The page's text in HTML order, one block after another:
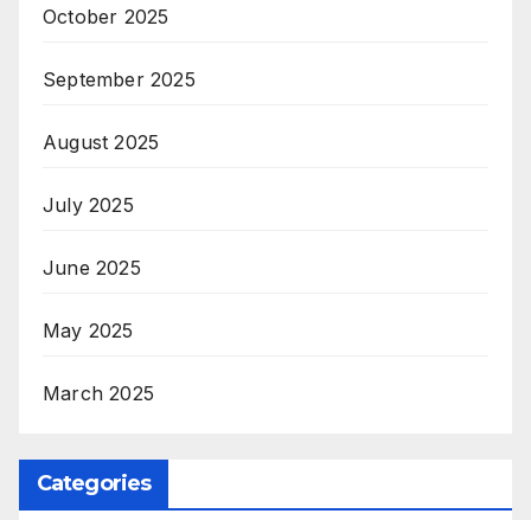
October 2025
September 2025
August 2025
July 2025
June 2025
May 2025
March 2025
Categories